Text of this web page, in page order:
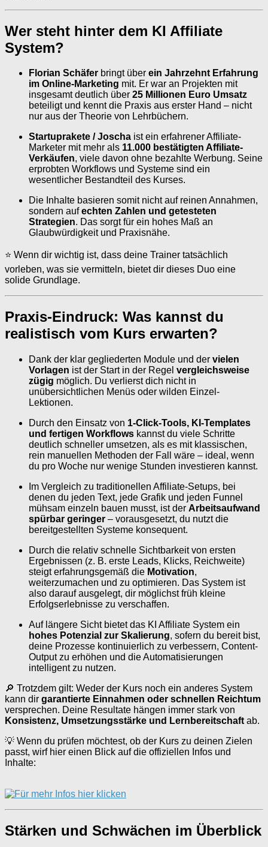
Wer steht hinter dem KI Affiliate
System?
Florian Schäfer bringt über ein Jahrzehnt Erfahrung
im Online-Marketing mit. Er war an Projekten mit
insgesamt deutlich über 25 Millionen Euro Umsatz
beteiligt und kennt die Praxis aus erster Hand – nicht
nur aus der Theorie von Lehrbüchern.
Startuprakete / Joscha ist ein erfahrener Affiliate-
Marketer mit mehr als 11.000 bestätigten Affiliate-
Verkäufen, viele davon ohne bezahlte Werbung. Seine
erprobten Workflows und Systeme sind ein
wesentlicher Bestandteil des Kurses.
Die Inhalte basieren somit nicht auf reinen Annahmen,
sondern aufechten Zahlen und getesteten
Strategien. Das sorgt für ein hohes Maß an
Glaubwürdigkeit und Praxisnähe.
⭐ Wenn dir wichtig ist, dass deine Trainer tatsächlich
vorleben, was sie vermitteln, bietet dir dieses Duo eine
solide Grundlage.
Praxis-Eindruck: Was kannst du
realistisch vom Kurs erwarten?
Dank der klar gegliederten Module und der vielen
Vorlagen ist der Start in der Regel vergleichsweise
zügig möglich. Du verlierst dich nicht in
unübersichtlichen Menüs oder wilden Einzel-
Lektionen.
Durch den Einsatz von 1-Click-Tools, KI-Templates
und fertigen Workflows kannst du viele Schritte
deutlich schneller umsetzen, als es mit klassischen,
rein manuellen Methoden der Fall wäre – ideal, wenn
du pro Woche nur wenige Stunden investieren kannst.
Im Vergleich zu traditionellen Affiliate-Setups, bei
denen du jeden Text, jede Grafik und jeden Funnel
mühsam einzeln bauen musst, ist der Arbeitsaufwand
spürbar geringer – vorausgesetzt, du nutzt die
bereitgestellten Systeme konsequent.
Durch die relativ schnelle Sichtbarkeit von ersten
Ergebnissen (z. B. erste Leads, Klicks, Reichweite)
steigt erfahrungsgemäß die Motivation,
weiterzumachen und zu optimieren. Das System ist
also darauf ausgelegt, dir möglichst früh kleine
Erfolgserlebnisse zu verschaffen.
Auf längere Sicht bietet das KI Affiliate System ein
hohes Potenzial zur Skalierung, sofern du bereit bist,
deine Prozesse kontinuierlich zu verbessern, Content-
Output zu erhöhen und die Automatisierungen
intelligent zu nutzen.
🔎 Trotzdem gilt: Weder der Kurs noch ein anderes System
kann dir garantierte Einnahmen oder schnellen Reichtum
versprechen. Deine Resultate hängen immer stark von
Konsistenz, Umsetzungsstärke und Lernbereitschaft ab.
💡 Wenn du prüfen möchtest, ob der Kurs zu deinen Zielen
passt, wirf hier einen Blick auf die offiziellen Infos und
Inhalte:
Stärken und Schwächen im Überblick